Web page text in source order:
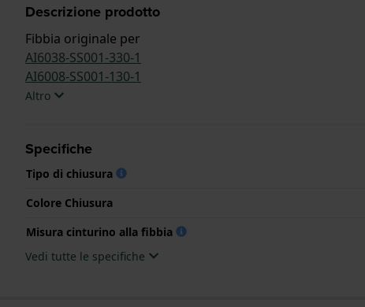
Descrizione prodotto
Fibbia originale per
AI6038-SS001-330-1
AI6008-SS001-130-1
Altro
Specifiche
Tipo di chiusura
Colore Chiusura
Misura cinturino alla fibbia
Vedi tutte le specifiche